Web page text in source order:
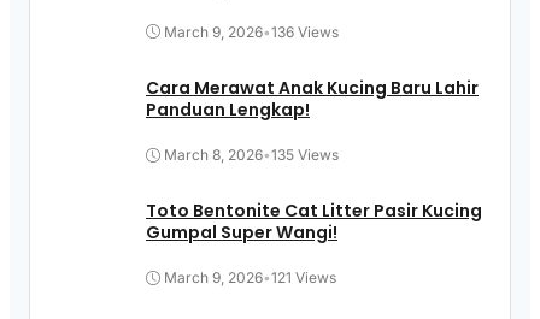
March 9, 2026•136 Views
Cara Merawat Anak Kucing Baru Lahir
Panduan Lengkap!
March 8, 2026•135 Views
Toto Bentonite Cat Litter Pasir Kucing
Gumpal Super Wangi!
March 9, 2026•121 Views